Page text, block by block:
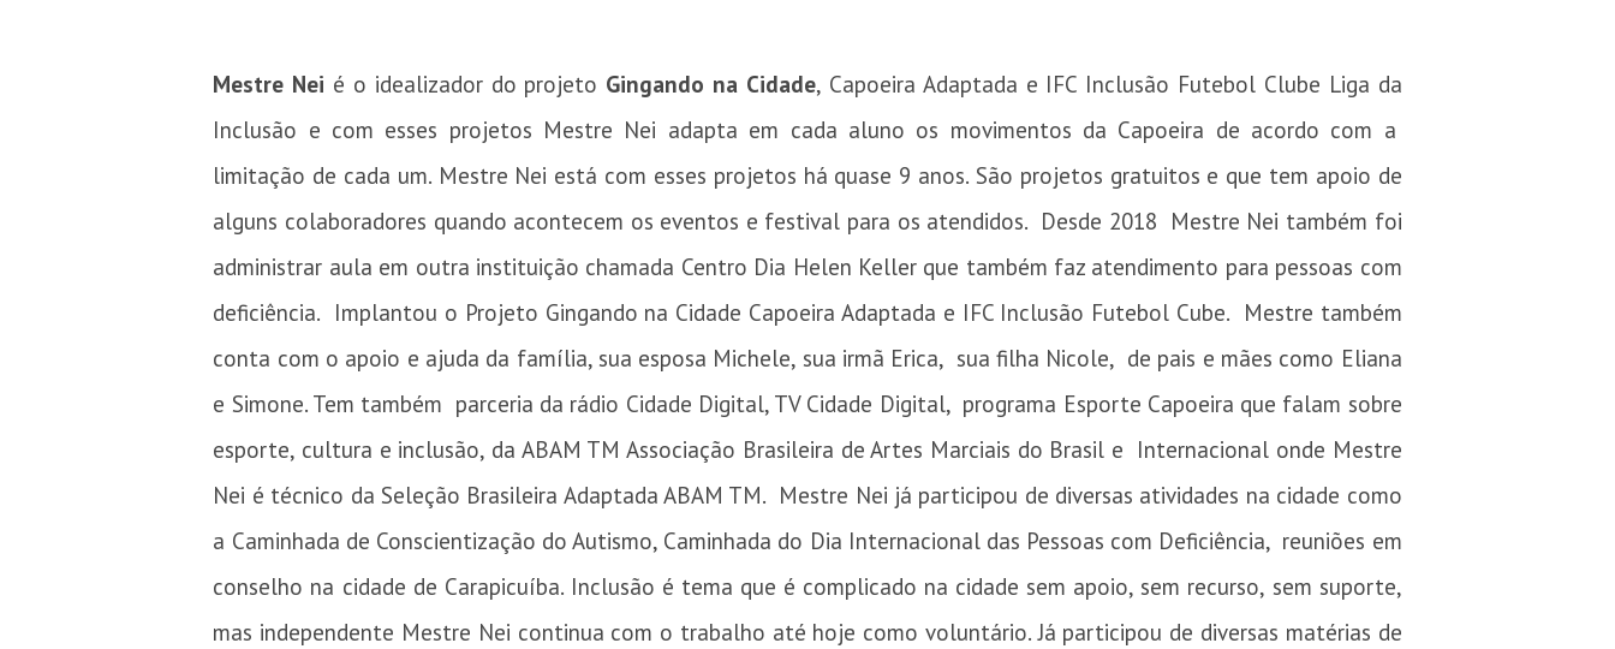
Mestre Nei é o idealizador do projeto Gingando na Cidade, Capoeira Adaptada e IFC Inclusão Futebol Clube Liga da
Inclusão e com esses projetos Mestre Nei adapta em cada aluno os movimentos da Capoeira de acordo com a
limitação de cada um. Mestre Nei está com esses projetos há quase 9 anos. São projetos gratuitos e que tem apoio de
alguns colaboradores quando acontecem os eventos e festival para os atendidos. Desde 2018 Mestre Nei também foi
administrar aula em outra instituição chamada Centro Dia Helen Keller que também faz atendimento para pessoas com
deficiência. Implantou o Projeto Gingando na Cidade Capoeira Adaptada e IFC Inclusão Futebol Cube. Mestre também
conta com o apoio e ajuda da família, sua esposa Michele, sua irmã Erica, sua filha Nicole, de pais e mães como Eliana
e Simone. Tem também parceria da rádio Cidade Digital, TV Cidade Digital, programa Esporte Capoeira que falam sobre
esporte, cultura e inclusão, da ABAM TM Associação Brasileira de Artes Marciais do Brasil e Internacional onde Mestre
Nei é técnico da Seleção Brasileira Adaptada ABAM TM. Mestre Nei já participou de diversas atividades na cidade como
a Caminhada de Conscientização do Autismo, Caminhada do Dia Internacional das Pessoas com Deficiência, reuniões em
conselho na cidade de Carapicuíba. Inclusão é tema que é complicado na cidade sem apoio, sem recurso, sem suporte,
mas independente Mestre Nei continua com o trabalho até hoje como voluntário. Já participou de diversas matérias de